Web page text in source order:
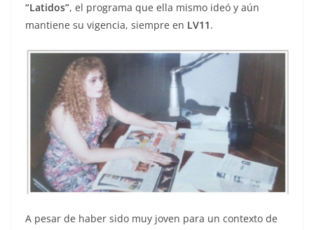
“Latidos”, el programa que ella mismo ideó y aún
mantiene su vigencia, siempre en LV11.
A pesar de haber sido muy joven para un contexto de